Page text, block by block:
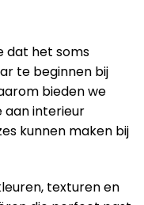
dat het soms
te beginnen bij
bieden we
aan interieur
kunnen maken bij
texturen en